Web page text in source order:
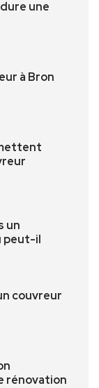
une
à Bron
un
peut-il
couvreur
rénovation